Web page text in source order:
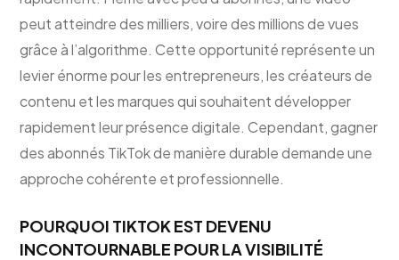
peut atteindre des milliers, voire des millions de vues
grâce à l’algorithme. Cette opportunité représente un
levier énorme pour les entrepreneurs, les créateurs de
contenu et les marques qui souhaitent développer
rapidement leur présence digitale. Cependant, gagner
des abonnés TikTok de manière durable demande une
approche cohérente et professionnelle.
POURQUOI TIKTOK EST DEVENU
INCONTOURNABLE POUR LA VISIBILITÉ